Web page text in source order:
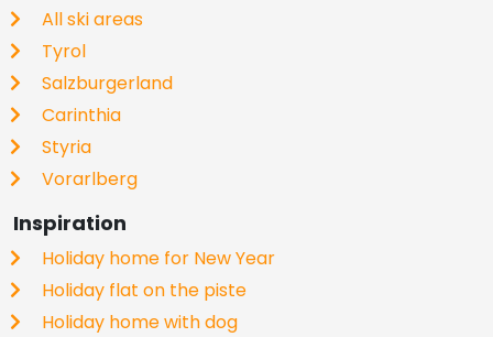
All ski areas
Tyrol
Salzburgerland
Carinthia
Styria
Vorarlberg
Inspiration
Holiday home for New Year
Holiday flat on the piste
Holiday home with dog